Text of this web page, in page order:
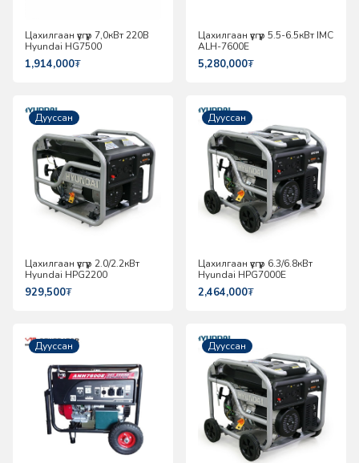
Цахилгаан үүсгүүр 7,0кВт 220В
Hyundai HG7500
1,914,000₮
Цахилгаан үүсгүүр 5.5-6.5кВт IMC
ALH-7600E
5,280,000₮
Дууссан
Цахилгаан үүсгүүр 2.0/2.2кВт
Hyundai HPG2200
929,500₮
Дууссан
Цахилгаан үүсгүүр 6.3/6.8кВт
Hyundai HPG7000E
2,464,000₮
Дууссан Дууссан